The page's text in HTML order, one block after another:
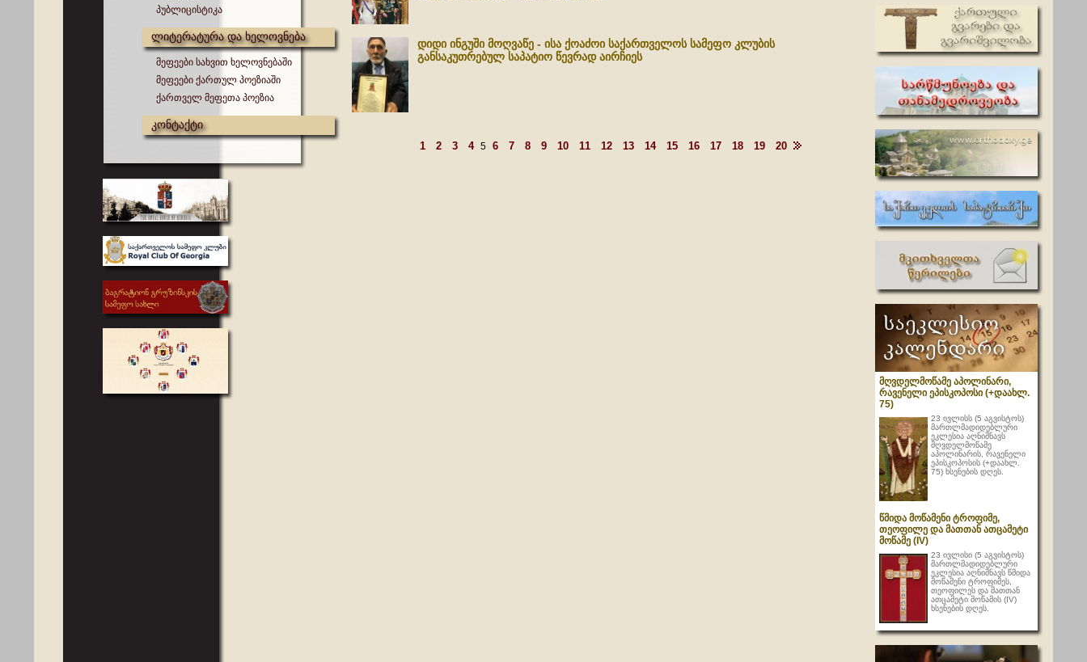
პუბლიცისტიკა
ლიტერატურა და ხელოვნება
მეფეები სახვით ხელოვნებაში
მეფეები ქართულ პოეზიაში
ქართველ მეფეთა პოეზია
კონტაქტი
დიდი ინგუში მოღვაწე - ისა ქოაძოი საქართველოს სამეფო კლუბის
განსაკუთრებულ საპატიო წევრად აირჩიეს
1 2 3 4 5 6 7 8 9 10 11 12 13 14 15 16 17 18 19 20
მღვდელმოწამე აპოლინარი,
რავენელი ეპისკოპოსი (+დაახლ.
75)
23 ივლისს (5 აგვისტოს)
მართლმადიდებლური
ეკლესია აღნიშნავს
მღვდელმოწამე
აპოლინარის, რავენელი
ეპისკოპოსის (+დაახლ.
75) ხსენების დღეს.
წმიდა მოწამენი ტროფიმე,
თეოფილე და მათთან ათცამეტი
მოწამე (IV)
23 ივლისი (5 აგვისტოს)
მართლმადიდებლური
ეკლესია აღნიშნავს წმიდა
მოწამენი ტროფიმეს,
თეოფილეს და მათთან
ათცამეტი მოწამის (IV)
ხსენების დღეს.